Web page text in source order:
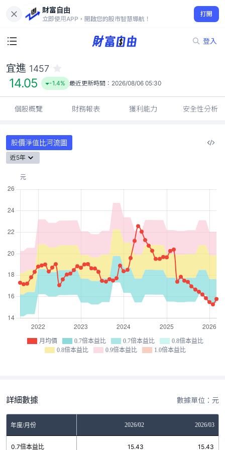
財富自由
立即使用APP，開啟您的股市智慧導航！
打開
登入
14.05
-1.4%
宜進 1457
14.05 -1.4% 最近更新時間： 2026/08/06 05:30
個股概覽 財務報表 獲利能力 安全性分析
股價淨值比河流圖
近5年
月均價 0.7倍本益比 0.7倍本益比
0.8倍本益比
0.8倍本益比
0.9倍本益比 1.0倍本益比
詳細數據 數據單位：元
年度/月份 2026/02 2026/03
0.7倍本益比 15.43 15.43